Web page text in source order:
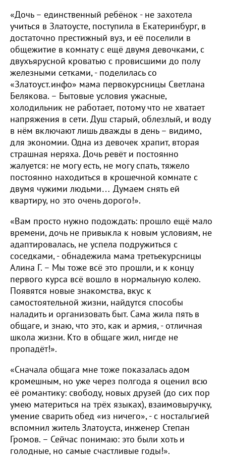
«Дочь – единственный ребёнок - не захотела
учиться в Златоусте, поступила в Екатеринбург, в
достаточно престижный вуз, и её поселили в
общежитие в комнату с ещё двумя девочками, с
двухъярусной кроватью с провисшими до полу
железными сетками, - поделилась со
«Златоуст.инфо» мама первокурсницы Светлана
Белякова. – Бытовые условия ужасные,
холодильник не работает, потому что не хватает
напряжения в сети. Душ старый, облезлый, и воду
в нём включают лишь дважды в день – видимо,
для экономии. Одна из девочек храпит, вторая
страшная неряха. Дочь ревёт и постоянно
жалуется: не могу есть, не могу спать, тяжело
постоянно находиться в крошечной комнате с
двумя чужими людьми… Думаем снять ей
квартиру, но это очень дорого!».
«Вам просто нужно подождать: прошло ещё мало
времени, дочь не привыкла к новым условиям, не
адаптировалась, не успела подружиться с
соседками, - обнадежила мама третьекурсницы
Алина Г. – Мы тоже всё это прошли, и к концу
первого курса всё вошло в нормальную колею.
Появятся новые знакомства, вкус к
самостоятельной жизни, найдутся способы
наладить и организовать быт. Сама жила пять в
общаге, и знаю, что это, как и армия, - отличная
школа жизни. Кто в общаге жил, нигде не
пропадёт!».
«Сначала общага мне тоже показалась адом
кромешным, но уже через полгода я оценил всю
её романтику: свободу, новых друзей (до сих пор
умею материться на трёх языках), взаимовыручку,
умение сварить обед «из ничего», - с ностальгией
вспомнил житель Златоуста, инженер Степан
Громов. – Сейчас понимаю: это были хоть и
голодные, но самые счастливые годы!».